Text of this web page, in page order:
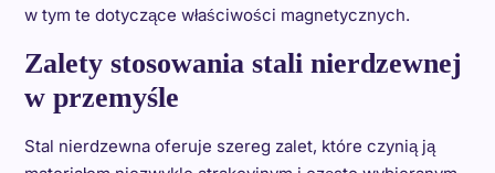
w tym te dotyczące właściwości magnetycznych.
Zalety stosowania stali nierdzewnej
w przemyśle
Stal nierdzewna oferuje szereg zalet, które czynią ją